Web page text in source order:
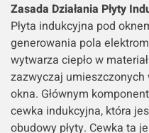
Zasada Działania Płyty
Płyta indukcyjna pod
generowania pola
wytwarza ciepło w
zazwyczaj umieszczonych
okna. Głównym
cewka indukcyjna, która
obudowy płyty. Cewka ta